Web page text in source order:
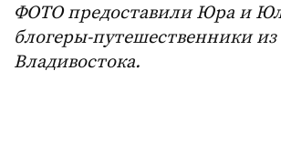
ФОТО предоставили Юра и
блогеры-путешественники из
Владивостока.